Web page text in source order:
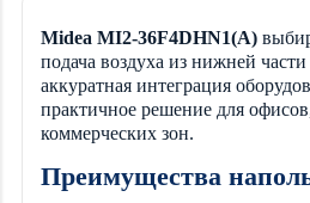
Midea MI2-36F4DHN1(A)
подача воздуха из нижней
аккуратная интеграция
практичное решение для
коммерческих зон.
Преимущества